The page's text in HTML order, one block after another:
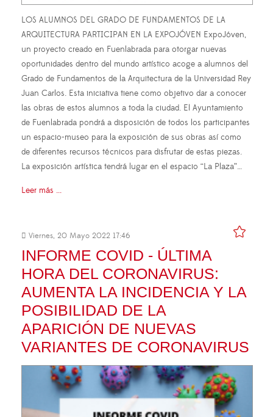
LOS ALUMNOS DEL GRADO DE FUNDAMENTOS DE LA
ARQUITECTURA PARTICIPAN EN LA EXPOJÓVEN ExpoJóven,
un proyecto creado en Fuenlabrada para otorgar nuevas
oportunidades dentro del mundo artístico acoge a alumnos del
Grado de Fundamentos de la Arquitectura de la Universidad Rey
Juan Carlos. Esta iniciativa tiene como objetivo dar a conocer
las obras de estos alumnos a toda la ciudad. El Ayuntamiento
de Fuenlabrada pondrá a disposición de todos los participantes
un espacio-museo para la exposición de sus obras así como
de diferentes recursos técnicos para disfrutar de estas piezas.
La exposición artística tendrá lugar en el espacio “La Plaza”…
Leer más ...
Viernes, 20 Mayo 2022 17:46
INFORME COVID - ÚLTIMA
HORA DEL CORONAVIRUS:
AUMENTA LA INCIDENCIA Y LA
POSIBILIDAD DE LA
APARICIÓN DE NUEVAS
VARIANTES DE CORONAVIRUS